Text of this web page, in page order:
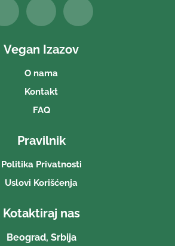
Vegan Izazov
O nama
Kontakt
FAQ
Pravilnik
Politika Privatnosti
Uslovi Korišćenja
Kotaktiraj nas
Beograd, Srbija